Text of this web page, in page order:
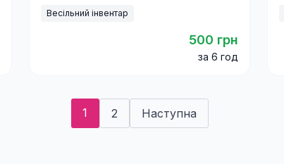
Україні.
Весільний інвентар
500 грн
за 6 год
1 2 Наступна